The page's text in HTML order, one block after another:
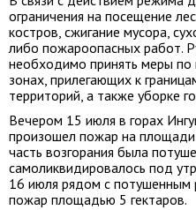
ограничения на посещение
костров, сжигание мусора,
либо пожароопасных работ.
необходимо принять меры по
зонах, прилегающих к
территорий, а также уборке
Вечером 15 июля в горах
произошел пожар на
часть возгорания была
самоликвидировалось под
16 июля рядом с потушенным
пожар площадью 5 гектаров.